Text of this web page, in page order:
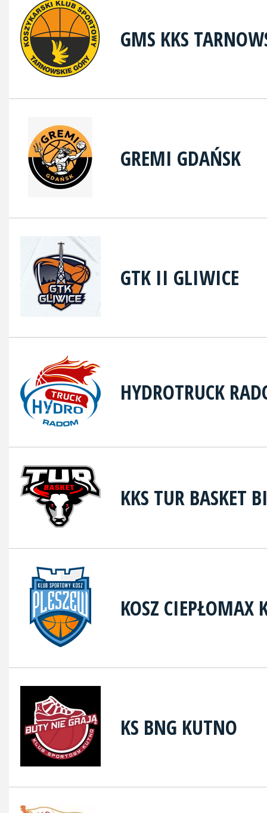
GMS KKS
GREMI GDAŃSK
GTK II GLIWICE
HYDROTRUCK
KKS TUR BASKET
KOSZ CIEPŁOMAX
KS BNG KUTNO